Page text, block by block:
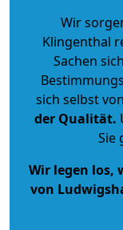
Wir
Klingenthal
Sachen
sich selbst
der Qualität.
Sie
Wir legen los,
von